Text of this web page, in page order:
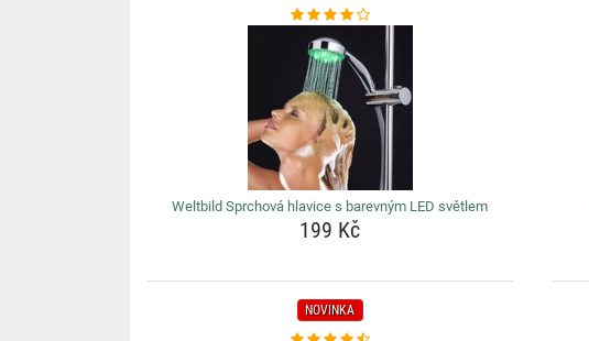
Weltbild Sprchová hlavice s barevným LED světlem
199 Kč
NOVINKA